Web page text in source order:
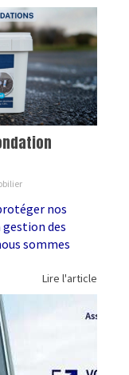
nos
des
sommes
Lire l'article